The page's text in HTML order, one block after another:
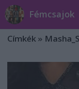
Fémcsajok
Címkék »